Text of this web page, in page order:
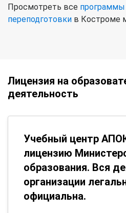
Просмотреть все программы
переподготовки в Костроме
Лицензия на
деятельность
Учебный центр
лицензию
образования. Вся
организации
официальна.